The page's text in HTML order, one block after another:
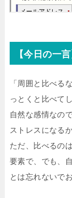
【今日の一言
「周囲と比べる
っとくと比べて
自然な感情なの
ストレスになるか
ただ、比べるの
要素で、でも、
とは忘れないで